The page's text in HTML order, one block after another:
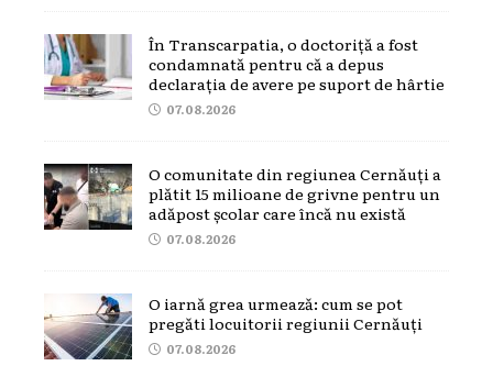
În Transcarpatia, o doctoriță a fost
condamnată pentru că a depus
declarația de avere pe suport de hârtie
07.08.2026
O comunitate din regiunea Cernăuți a
plătit 15 milioane de grivne pentru un
adăpost școlar care încă nu există
07.08.2026
O iarnă grea urmează: cum se pot
pregăti locuitorii regiunii Cernăuți
07.08.2026